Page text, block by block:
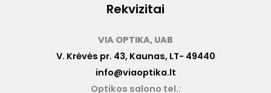
Rekvizitai
VIA OPTIKA, UAB
V. Krėvės pr. 43, Kaunas, LT- 49440
info@viaoptika.lt
Optikos salono tel.: